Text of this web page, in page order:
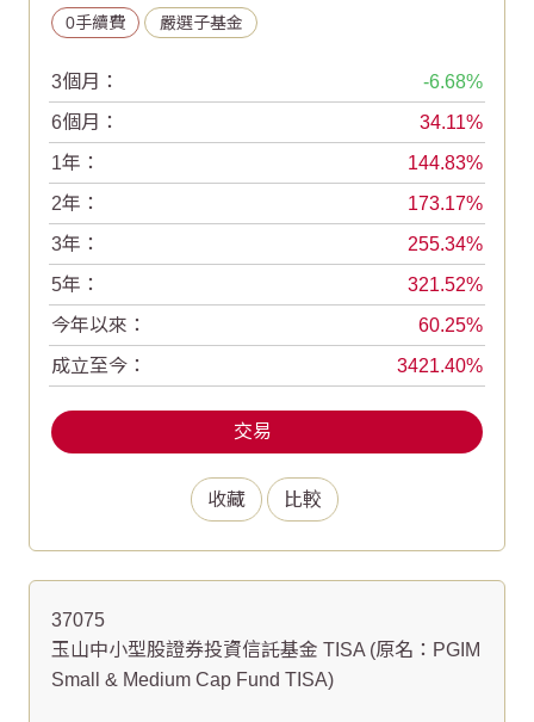
收藏 比較
0手續費 嚴選子基金
3個月：
-6.68
6個月：
34.11
1年：
144.83
2年：
173.17
3年：
255.34
5年：
321.52
今年以來：
60.25
成立至今：
3421.40
交易
37075
玉山中小型股證券投資信託基金 TISA (原名：PGIM
Small & Medium Cap Fund TISA)